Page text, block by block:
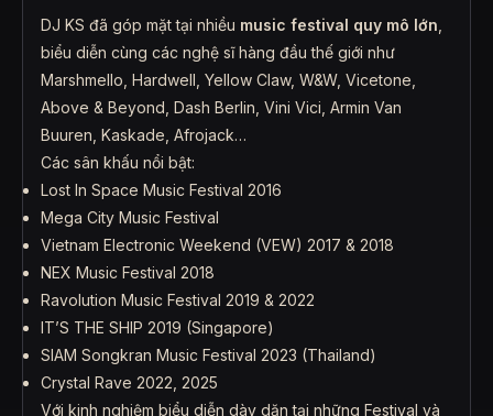
DJ KS đã góp mặt tại nhiều music festival quy mô lớn,
biểu diễn cùng các nghệ sĩ hàng đầu thế giới như
Marshmello, Hardwell, Yellow Claw, W&W, Vicetone,
Above & Beyond, Dash Berlin, Vini Vici, Armin Van
Buuren, Kaskade, Afrojack…
Các sân khấu nổi bật:
Lost In Space Music Festival 2016
Mega City Music Festival
Vietnam Electronic Weekend (VEW) 2017 & 2018
NEX Music Festival 2018
Ravolution Music Festival 2019 & 2022
IT’S THE SHIP 2019 (Singapore)
SIAM Songkran Music Festival 2023 (Thailand)
Crystal Rave 2022, 2025
Với kinh nghiệm biểu diễn dày dặn tại những Festival và